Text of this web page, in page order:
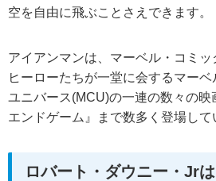
空を自由に飛ぶことさえできます。
アイアンマンは、マーベル・コミ
ヒーローたちが一堂に会するマーベ
ユニバース(MCU)の一連の数々の
エンドゲーム』まで数多く登場して
ロバート・ダウニー・Jr